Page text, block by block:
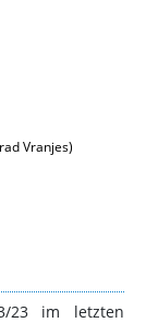
Vranjes)
23 im letzten